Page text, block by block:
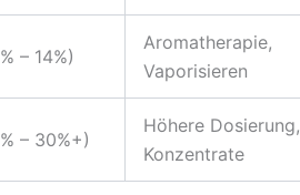
– 14%)
Aromatherapie,
Vaporisieren
– 30%+)
Höhere Dosierung,
Konzentrate